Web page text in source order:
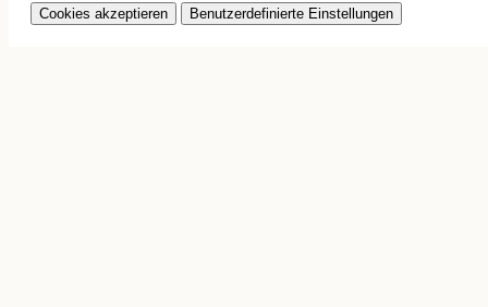
Cookies akzeptieren Benutzerdefinierte Einstellungen